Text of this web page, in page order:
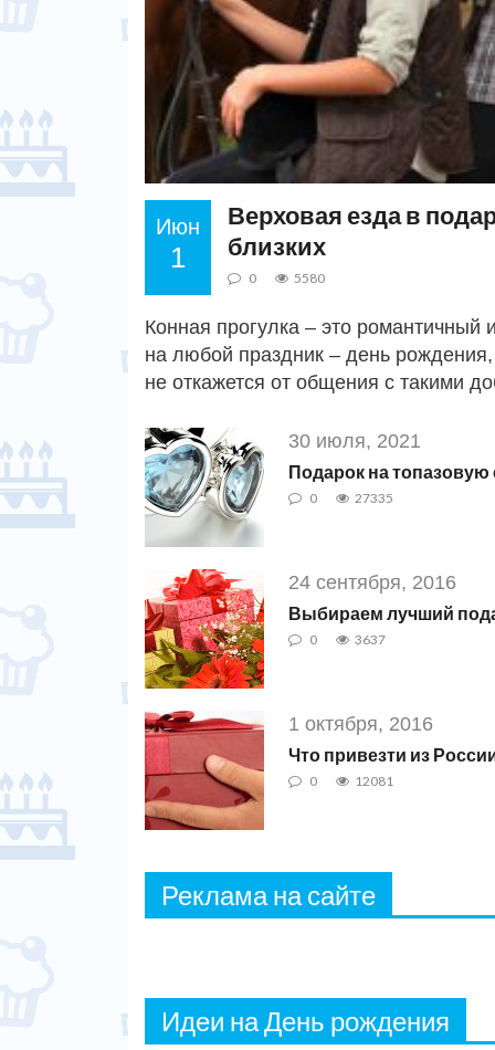
Июн
1
Верховая езда в
близких
0 5580
Конная прогулка – это
на любой праздник – день
не откажется от общения с такими
30 июля, 2021
Подарок на топазовую
0 27335
24 сентября, 2016
Выбираем лучший
0 3637
1 октября, 2016
Что привезти из
0 12081
Реклама на сайте
Идеи на День рождения